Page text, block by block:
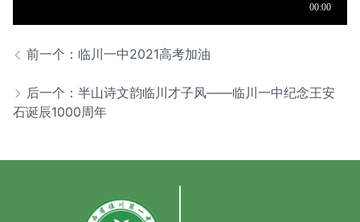
前一个：临川一中2021高考加油
后一个：半山诗文韵临川才子风——临川一中纪念王安
石诞辰1000周年